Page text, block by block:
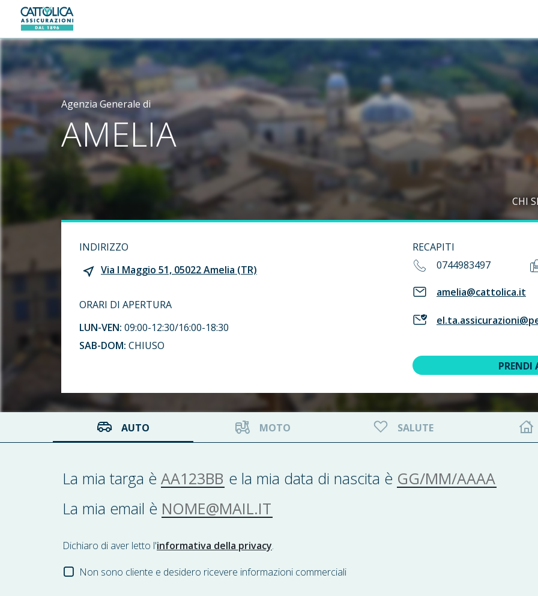
Generali logo
Agenzia Generale di
AMELIA
CHI
INDIRIZZO
Via I Maggio 51, 05022 Amelia (TR)
ORARI DI APERTURA
LUN-VEN: 09:00-12:30/16:00-18:30
SAB-DOM: CHIUSO
RECAPITI
0744983497
amelia@cattolica.it
PRENDI
AUTO MOTO SALUTE
La mia targa èAA123BB e la mia data di nascita èGG/MM/AAAA
La mia email èNOME@MAIL.IT
Dichiaro di aver letto l'informativa della privacy.
Non sono cliente e desidero ricevere informazioni commerciali